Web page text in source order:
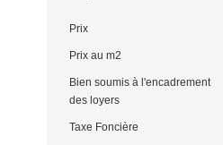
Prix
Prix au m2
Bien soumis à l'encadrement
des loyers
Taxe Foncière